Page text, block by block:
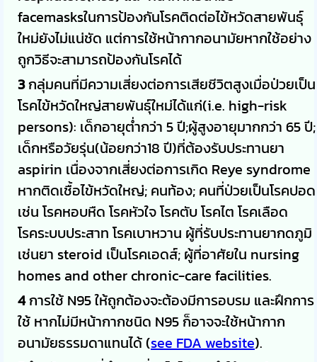
facemasksในการป้องกันโรคติดต่อไข้หวัดสายพันธุ์
ใหม่ยังไม่แน่ชัด แต่การใช้หน้ากากอนามัยหากใช้อย่าง
ถูกวิธีจะสามารถป้องกันโรคได้
3กลุ่มคนที่มีความเสี่ยงต่อการเสียชีวิตสูงเมื่อป่วยเป็น
โรคไข้หวัดใหญ่สายพันธุ์ใหม่ได้แก่(i.e. high-risk
persons): เด็กอายุต่ำกว่า 5 ปี;ผู้สูงอายุมากกว่า 65 ปี;
เด็กหรือวัยรุ่น(น้อยกว่า18 ปี)ที่ต้องรับประทานยา
aspirin เนื่องจากเสี่ยงต่อการเกิด Reye syndrome
หากติดเชื้อไข้หวัดใหญ่; คนท้อง; คนที่ป่วยเป็นโรคปอด
เช่น โรคหอบหืด โรคหัวใจ โรคตับ โรคไต โรคเลือด
โรคระบบประสาท โรคเบาหวาน ผู้ที่รับประทานยากดภูมิ
เช่นยา steroid เป็นโรคเอดส์; ผู้ที่อาศัยใน nursing
homes and other chronic-care facilities.
4การใช้ N95 ให้ถูกต้องจะต้องมีการอบรม และฝึกการ
ใช้ หากไม่มีหน้ากากชนิด N95 ก็อาจจะใช้หน้ากาก
อนามัยธรรมดาแทนได้ (see FDA website).